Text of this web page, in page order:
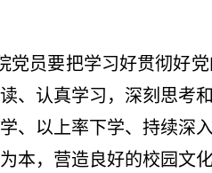
党员要把学习好贯彻好
、认真学习，深刻思考
、以上率下学、持续深
本，营造良好的校园文